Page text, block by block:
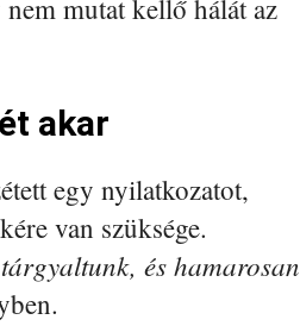
mutat kellő hálát az
akar
egy nyilatkozatot,
van szüksége.
és hamarosan